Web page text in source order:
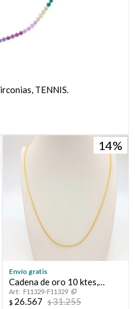
TENNIS.
14
Envío gratis
Cadena de oro 10 ktes,
COLA DE RATON.
F11329-F11329
$ 26.567 $31.255
y Pagá
en 12
ágil de comprar!
recargo o hasta en 12
tu cédula!
crediticia.
para comprar con Pago
usando Pago